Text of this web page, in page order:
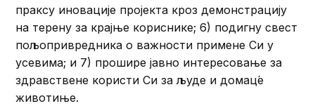
праксу иновације пројекта кроз демонстрацију
на терену за крајње кориснике; 6) подигну свест
пољопривредника о важности примене Си у
усевима; и 7) прошире јавно интересовање за
здравствене користи Си за људе и домац́е
животиње.